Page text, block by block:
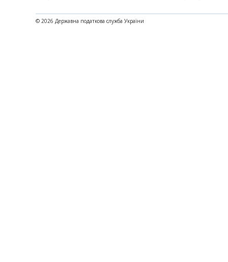
© 2026 Державна податкова служба України